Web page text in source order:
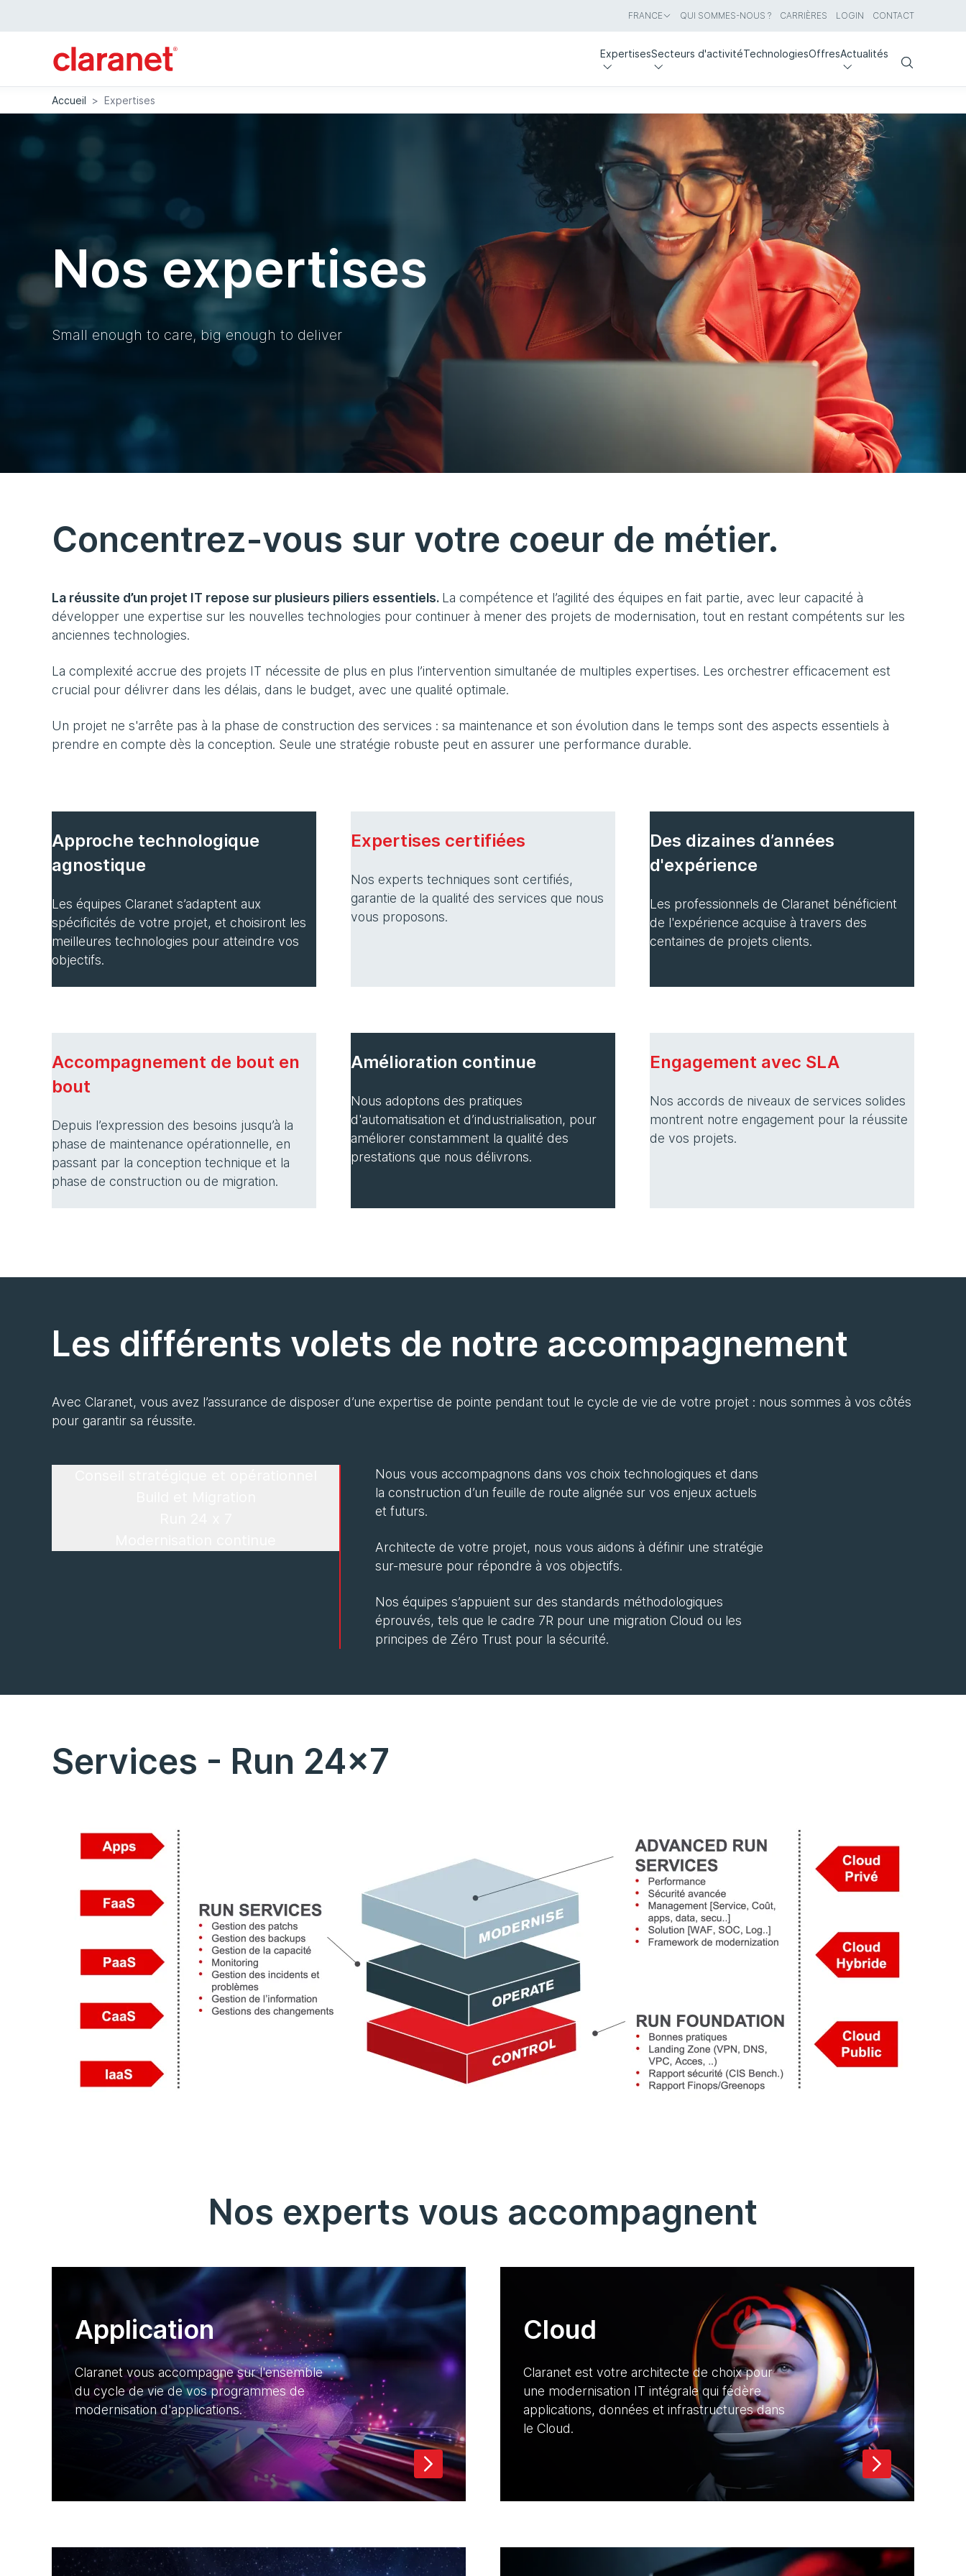
FRANCE QUI SOMMES-NOUS ? CARRIÈRES LOGIN CONTACT
ExpertisesSecteurs d'activitéTechnologiesOffresActualités
Search
Accueil > Expertises
Nos expertises
Small enough to care, big enough to deliver
Concentrez-vous sur votre coeur de métier.
La réussite d’un projet IT repose sur plusieurs piliers essentiels. La compétence et l’agilité des équipes en fait partie, avec leur capacité à
développer une expertise sur les nouvelles technologies pour continuer à mener des projets de modernisation, tout en restant compétents sur les
anciennes technologies.
La complexité accrue des projets IT nécessite de plus en plus l’intervention simultanée de multiples expertises. Les orchestrer efficacement est
crucial pour délivrer dans les délais, dans le budget, avec une qualité optimale.
Un projet ne s'arrête pas à la phase de construction des services : sa maintenance et son évolution dans le temps sont des aspects essentiels à
prendre en compte dès la conception. Seule une stratégie robuste peut en assurer une performance durable.
Approche technologique
agnostique
Les équipes Claranet s’adaptent aux
spécificités de votre projet, et choisiront les
meilleures technologies pour atteindre vos
objectifs.
Expertises certifiées
Nos experts techniques sont certifiés,
garantie de la qualité des services que nous
vous proposons.
Des dizaines d’années
d'expérience
Les professionnels de Claranet bénéficient
de l'expérience acquise à travers des
centaines de projets clients.
Accompagnement de bout en
bout
Depuis l’expression des besoins jusqu’à la
phase de maintenance opérationnelle, en
passant par la conception technique et la
phase de construction ou de migration.
Amélioration continue
Nous adoptons des pratiques
d'automatisation et d’industrialisation, pour
améliorer constamment la qualité des
prestations que nous délivrons.
Engagement avec SLA
Nos accords de niveaux de services solides
montrent notre engagement pour la réussite
de vos projets.
Les différents volets de notre accompagnement
Avec Claranet, vous avez l’assurance de disposer d’une expertise de pointe pendant tout le cycle de vie de votre projet : nous sommes à vos côtés
pour garantir sa réussite.
Nous vous accompagnons dans vos choix technologiques et dans
la construction d’un feuille de route alignée sur vos enjeux actuels
et futurs.
Architecte de votre projet, nous vous aidons à définir une stratégie
sur-mesure pour répondre à vos objectifs.
Nos équipes s’appuient sur des standards méthodologiques
éprouvés, tels que le cadre 7R pour une migration Cloud ou les
principes de Zéro Trust pour la sécurité.
Services - Run 24x7
Nos experts vous accompagnent
Application
Claranet vous accompagne sur l'ensemble
du cycle de vie de vos programmes de
modernisation d'applications.
Cloud
Claranet est votre architecte de choix pour
une modernisation IT intégrale qui fédère
applications, données et infrastructures dans
le Cloud.